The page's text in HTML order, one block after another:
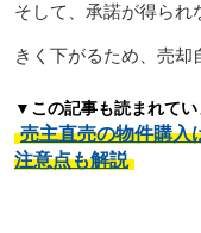
そして、承諾が得られ
きく下がるため、売却
▼この記事も読まれてい
売主直売の物件購入
注意点も解説